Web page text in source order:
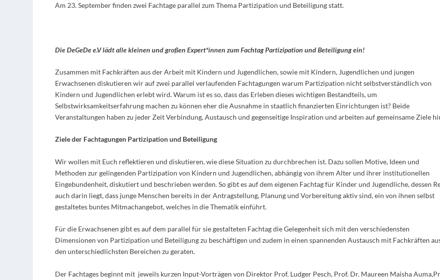
Am 23. September finden zwei Fachtage parallel zum Thema Partizipation und Beteiligung statt.
Die DeGeDe e.V lädt alle kleinen und großen Expert*innen zum Fachtag Partizipation und Beteiligung ein!
Zusammen mit Fachkräften aus der Arbeit mit Kindern und Jugendlichen, sowie mit Kindern, Jugendlichen und jungen
Erwachsenen diskutieren wir auf zwei parallel verlaufenden Fachtagungen warum Partizipation nicht selbstverständlich von
Kindern und Jugendlichen erlebt wird. Warum ist es so, dass das Erleben dieses wichtigen Bestandteils, um
Selbstwirksamkeitserfahrung machen zu können eher die Ausnahme in staatlich finanzierten Einrichtungen ist? Beide
Veranstaltungen haben zu jeder Zeit Verbindung, Austausch und gegenseitige Inspiration und arbeiten auf gemeinsame Ziele
Ziele der Fachtagungen Partizipation und Beteiligung
Wir wollen mit Euch reflektieren und diskutieren, wie diese Situation zu durchbrechen ist. Dazu sollen Motive, Ideen und
Methoden zur gelingenden Partizipation von Kindern und Jugendlichen, abhängig von ihrem Alter und ihrer institutionellen
Eingebundenheit, diskutiert und beschrieben werden. So gibt es auf dem eigenen Fachtag für Kinder und Jugendliche, dessen
auch darin liegt, dass junge Menschen bereits in der Antragstellung, Planung und Vorbereitung aktiv sind, ein von ihnen selbst
gestaltetes buntes Mitmachangebot, welches in die Thematik einführt.
Für die Erwachsenen gibt es auf dem parallel für sie gestalteten Fachtag die Gelegenheit sich mit den verschiedensten
Dimensionen von Partizipation und Beteiligung zu beschäftigen und zudem in einen spannenden Austausch mit Fachkräften
den unterschiedlichsten Bereichen zu geraten.
Der Fachtages beginnt mit jeweils kurzen Input-Vorträgen von Direktor Prof. Ludger Pesch, Prof. Dr. Maureen Maisha